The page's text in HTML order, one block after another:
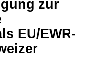
zur
EU/EWR-